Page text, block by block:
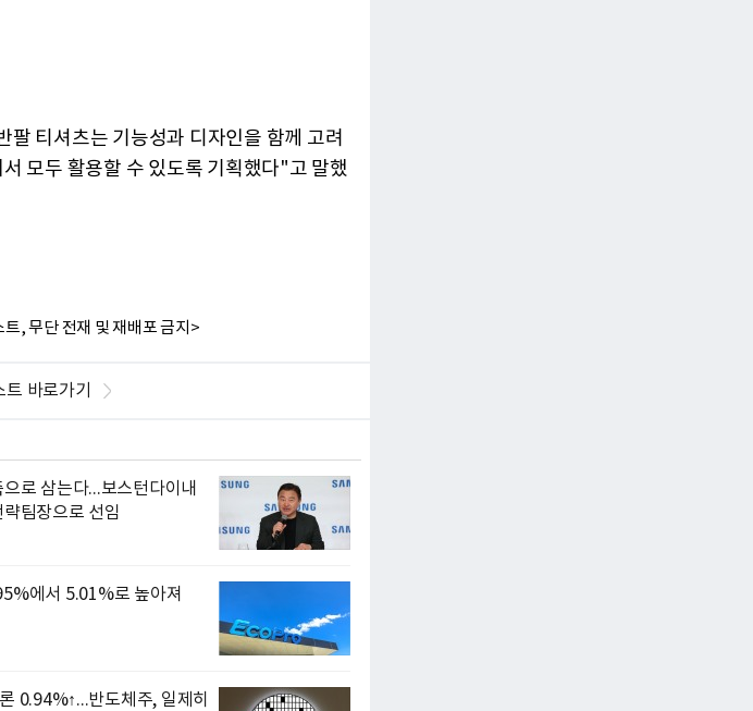
티셔츠는 기능성과 디자인을 함께 고려
모두 활용할 수 있도록 기획했다"고 말했
, 무단 전재 및 재배포 금지>
트 바로가기
로 삼는다...보스턴다이내
팀장으로 선임
에서 5.01%로 높아져
0.94%↑...반도체주, 일제히